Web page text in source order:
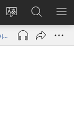
Փոխել
կայքի
լեզուն
Մուտքագրվել
(բացվում
նոր
Որոնում
JW.ORG
կայքում
Աստվածաշնչյան համարների բացատրություն